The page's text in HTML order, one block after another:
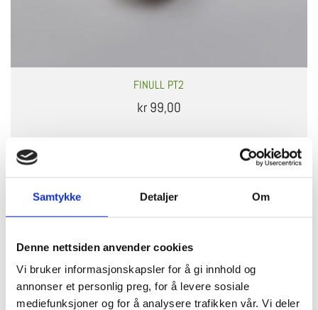
Samtykke Detaljer Om
Denne nettsiden anvender cookies
Vi bruker informasjonskapsler for å gi innhold og
annonser et personlig preg, for å levere sosiale
mediefunksjoner og for å analysere trafikken vår. Vi deler
FINULL PT2
kr 99,00